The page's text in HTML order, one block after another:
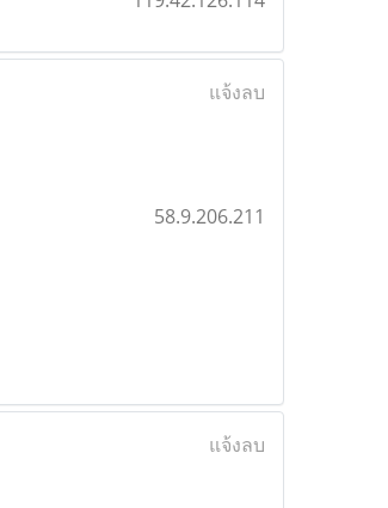
แจ้งลบ
58.9.206.211
แจ้งลบ